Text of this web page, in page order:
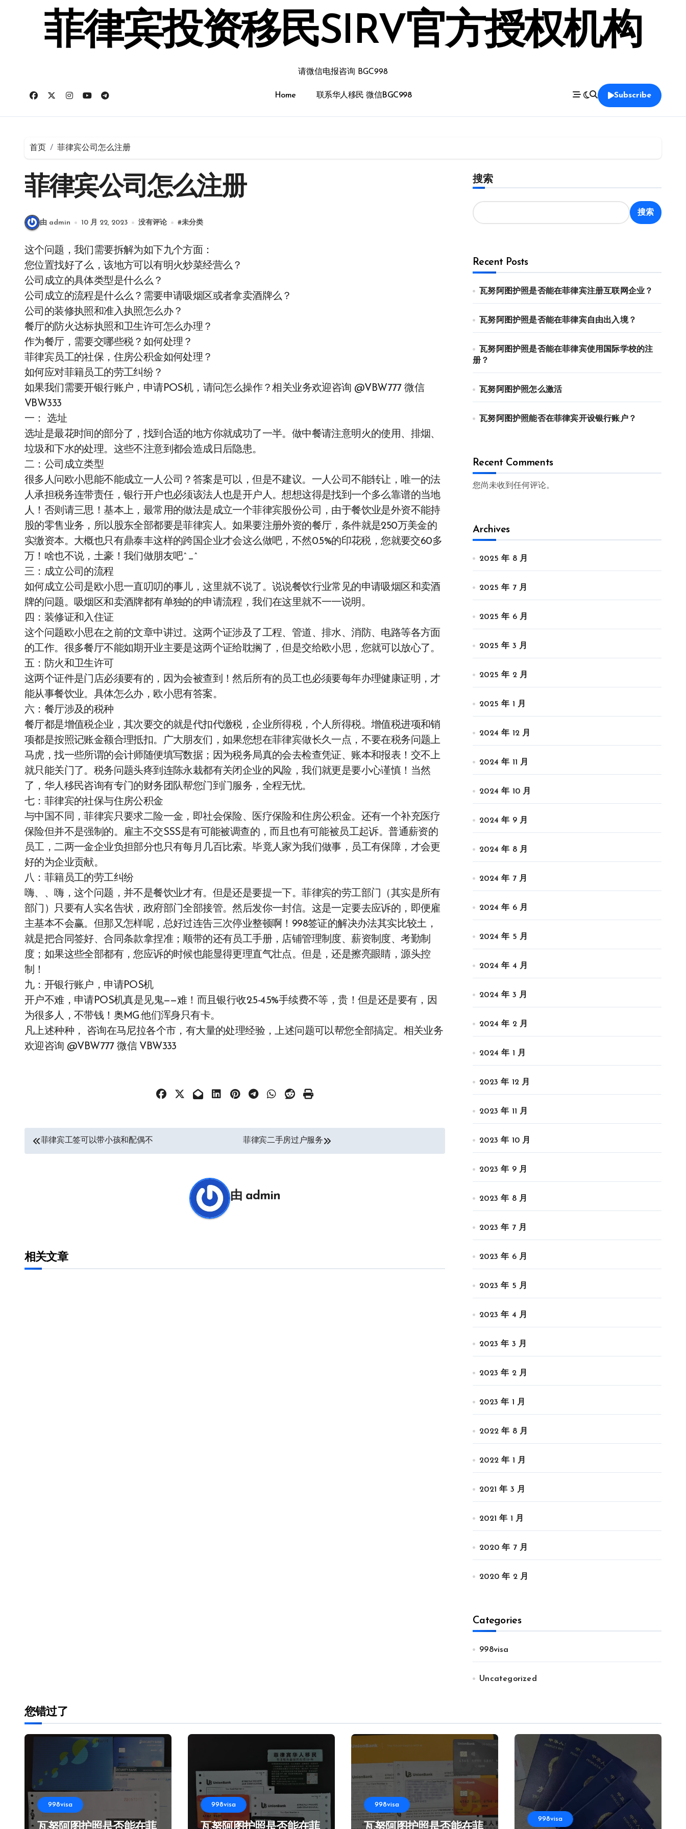
菲律宾投资移民SIRV官方授权机构
请微信电报咨询 BGC998
Home 联系华人移民 微信BGC998 Subscribe
首页 菲律宾公司怎么注册
菲律宾公司怎么注册
由 admin 10 月 22, 2023 没有评论 #未分类
这个问题，我们需要拆解为如下九个方面：
您位置找好了么，该地方可以有明火炒菜经营么？
公司成立的具体类型是什么么？
公司成立的流程是什么么？需要申请吸烟区或者拿卖酒牌么？
公司的装修执照和准入执照怎么办？
餐厅的防火达标执照和卫生许可怎么办理？
作为餐厅，需要交哪些税？如何处理？
菲律宾员工的社保，住房公积金如何处理？
如何应对菲籍员工的劳工纠纷？
如果我们需要开银行账户，申请POS机，请问怎么操作？相关业务欢迎咨询 @VBW777 微信
VBW333
一： 选址
选址是最花时间的部分了，找到合适的地方你就成功了一半。做中餐请注意明火的使用、排烟、
垃圾和下水的处理。这些不注意到都会造成日后隐患。
二：公司成立类型
很多人问欧小思能不能成立一人公司？答案是可以，但是不建议。一人公司不能转让，唯一的法
人承担税务连带责任，银行开户也必须该法人也是开户人。想想这得是找到一个多么靠谱的当地
人！否则请三思！基本上，最常用的做法是成立一个菲律宾股份公司，由于餐饮业是外资不能持
股的零售业务，所以股东全部都要是菲律宾人。如果要注册外资的餐厅，条件就是250万美金的
实缴资本。大概也只有鼎泰丰这样的跨国企业才会这么做吧，不然0.5%的印花税，您就要交60多
万！啥也不说，土豪！我们做朋友吧^_^
三：成立公司的流程
如何成立公司是欧小思一直叨叨的事儿，这里就不说了。说说餐饮行业常见的申请吸烟区和卖酒
牌的问题。吸烟区和卖酒牌都有单独的的申请流程，我们在这里就不一一说明。
四：装修证和入住证
这个问题欧小思在之前的文章中讲过。这两个证涉及了工程、管道、排水、消防、电路等各方面
的工作。很多餐厅不能如期开业主要是这两个证给耽搁了，但是交给欧小思，您就可以放心了。
五：防火和卫生许可
这两个证件是门店必须要有的，因为会被查到！然后所有的员工也必须要每年办理健康证明，才
能从事餐饮业。具体怎么办，欧小思有答案。
六：餐厅涉及的税种
餐厅都是增值税企业，其次要交的就是代扣代缴税，企业所得税，个人所得税。增值税进项和销
项都是按照记账金额合理抵扣。广大朋友们，如果您想在菲律宾做长久一点，不要在税务问题上
马虎，找一些所谓的会计师随便填写数据；因为税务局真的会去检查凭证、账本和报表！交不上
就只能关门了。税务问题头疼到连陈永栽都有关闭企业的风险，我们就更是要小心谨慎！当然
了，华人移民咨询有专门的财务团队帮您门到门服务，全程无忧。
七：菲律宾的社保与住房公积金
与中国不同，菲律宾只要求二险一金，即社会保险、医疗保险和住房公积金。还有一个补充医疗
保险但并不是强制的。雇主不交SSS是有可能被调查的，而且也有可能被员工起诉。普通薪资的
员工，二两一金企业负担部分也只有每月几百比索。毕竟人家为我们做事，员工有保障，才会更
好的为企业贡献。
八：菲籍员工的劳工纠纷
嗨、、嗨，这个问题，并不是餐饮业才有。但是还是要提一下。菲律宾的劳工部门（其实是所有
部门）只要有人实名告状，政府部门全部接管。然后发你一封信。这是一定要去应诉的，即便雇
主基本不会赢。但那又怎样呢，总好过连告三次停业整顿啊！998签证的解决办法其实比较土，
就是把合同签好、合同条款拿捏准；顺带的还有员工手册，店铺管理制度、薪资制度、考勤制
度；如果这些全部都有，您应诉的时候也能显得更理直气壮点。但是，还是擦亮眼睛，源头控
制！
九：开银行账户，申请POS机
开户不难，申请POS机真是见鬼——难！而且银行收2.5-4.5%手续费不等，贵！但是还是要有，因
为很多人，不带钱！奥MG.他们浑身只有卡。
凡上述种种， 咨询在马尼拉各个市，有大量的处理经验，上述问题可以帮您全部搞定。相关业务
欢迎咨询 @VBW777 微信 VBW333
文菲律宾工签可以带小孩和配偶不 菲律宾二手房过户服务
由 admin
相关文章
搜索
搜索
Recent Posts
瓦努阿图护照是否能在菲律宾注册互联网企业？
瓦努阿图护照是否能在菲律宾自由出入境？
瓦努阿图护照是否能在菲律宾使用国际学校的注
册？
瓦努阿图护照怎么激活
瓦努阿图护照能否在菲律宾开设银行账户？
Recent Comments
您尚未收到任何评论。
Archives
2025 年 8 月
2025 年 7 月
2025 年 6 月
2025 年 3 月
2025 年 2 月
2025 年 1 月
2024 年 12 月
2024 年 11 月
2024 年 10 月
2024 年 9 月
2024 年 8 月
2024 年 7 月
2024 年 6 月
2024 年 5 月
2024 年 4 月
2024 年 3 月
2024 年 2 月
2024 年 1 月
2023 年 12 月
2023 年 11 月
2023 年 10 月
2023 年 9 月
2023 年 8 月
2023 年 7 月
2023 年 6 月
2023 年 5 月
2023 年 4 月
2023 年 3 月
2023 年 2 月
2023 年 1 月
2022 年 8 月
2022 年 1 月
2021 年 3 月
2021 年 1 月
2020 年 7 月
2020 年 2 月
Categories
998visa
Uncategorized
您错过了
998visa 998visa 998visa
998visa